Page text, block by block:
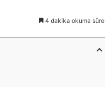
4 dakika okuma